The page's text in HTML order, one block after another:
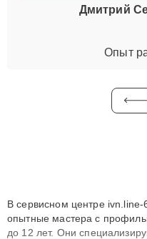
Дмитрий
Опыт
В сервисном центре
опытные мастера с
до 12 лет. Они